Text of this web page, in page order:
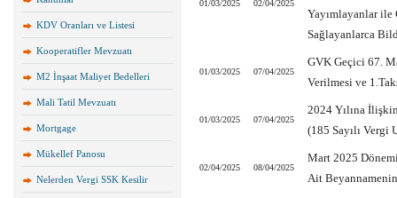
KDV Oranları ve Listesi
Kooperatifler Mevzuatı
M2 İnşaat Maliyet Bedelleri
Mali Tatil Mevzuatı
Mortgage
Mükellef Panosu
Nelerden Vergi SSK Kesilir
01/03/2025 02/04/2025
Yayımlayanlar
Sağlayanlarca
01/03/2025 07/04/2025
GVK Geçici 67.
Verilmesi ve
01/03/2025 07/04/2025
2024 Yılına
(185 Sayılı Vergi
02/04/2025 08/04/2025
Mart 2025
Ait